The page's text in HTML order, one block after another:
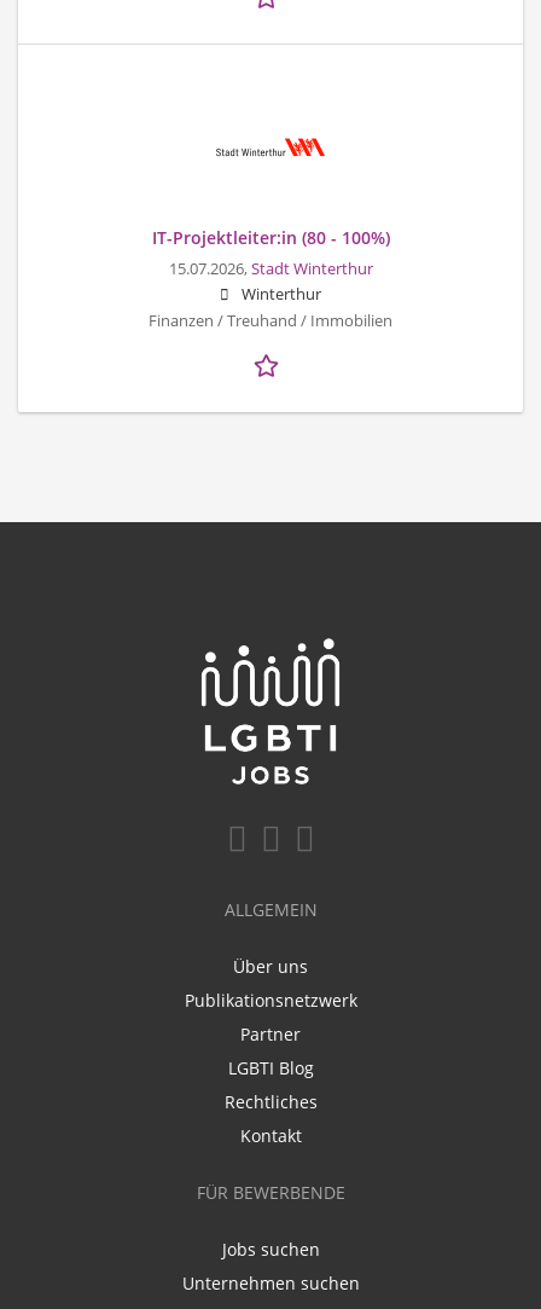
IT-Projektleiter:in (80 - 100%)
15.07.2026,Stadt Winterthur
Winterthur
Finanzen / Treuhand / Immobilien
ALLGEMEIN
Über uns
Publikationsnetzwerk
Partner
LGBTI Blog
Rechtliches
Kontakt
FÜR BEWERBENDE
Jobs suchen
Unternehmen suchen